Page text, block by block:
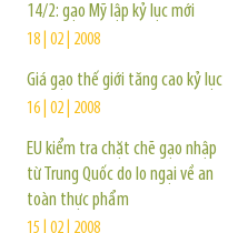
14/2: gạo Mỹ lập kỷ lục mới
18 | 02 | 2008
Giá gạo thế giới tăng cao kỷ lục
16 | 02 | 2008
EU kiểm tra chặt chẽ gạo nhập
từ Trung Quốc do lo ngại về an
toàn thực phẩm
15 | 02 | 2008